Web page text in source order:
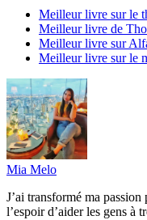
Meilleur livre sur le
Meilleur livre de
Meilleur livre sur
Meilleur livre sur le
Mia Melo
J’ai transformé ma
l’espoir d’aider les gens à